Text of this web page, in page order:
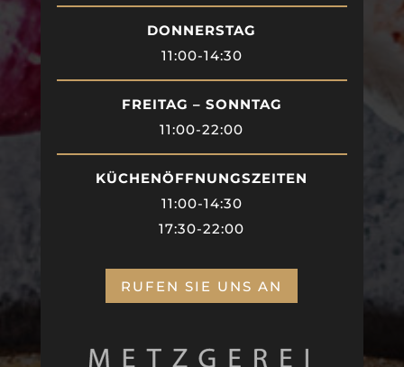
DONNERSTAG
11:00-14:30
FREITAG – SONNTAG
11:00-22:00
KÜCHENÖFFNUNGSZEITEN
11:00-14:30
17:30-22:00
RUFEN SIE UNS AN